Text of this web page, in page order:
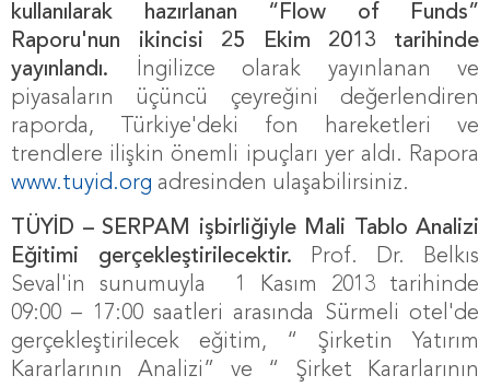
kullanılarak hazırlanan “Flow of Funds”
Raporu'nun ikincisi 25 Ekim 2013 tarihinde
yayınlandı. İngilizce olarak yayınlanan ve
piyasaların üçüncü çeyreğini değerlendiren
raporda, Türkiye'deki fon hareketleri ve
trendlere ilişkin önemli ipuçları yer aldı. Rapora
www.tuyid.org adresinden ulaşabilirsiniz.
TÜYİD – SERPAM işbirliğiyle Mali Tablo Analizi
Eğitimi gerçekleştirilecektir.
Prof. Dr. Belkıs
Seval'in sunumuyla
1 Kasım 2013 tarihinde
09:00 – 17:00 saatleri arasında Sürmeli otel'de
gerçekleştirilecek eğitim, “ Şirketin Yatırım
Kararlarının Analizi” ve “ Şirket Kararlarının